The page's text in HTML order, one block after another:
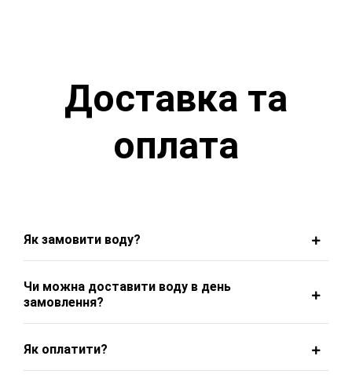
Доставка та
оплата
Як замовити воду?
Чи можна доставити воду в день
замовлення?
Як оплатити?